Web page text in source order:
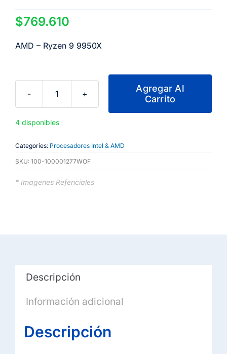
$769.610
AMD – Ryzen 9 9950X
AMD
Ryzen
Agregar Al
Carrito
4 disponibles
Categories: Procesadores Intel & AMD
SKU: 100-100001277WOF
* Imagenes Refenciales
Descripción
Información adicional
Descripción